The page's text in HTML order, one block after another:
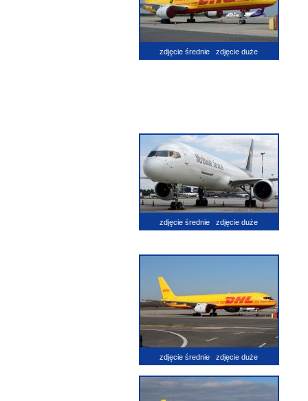
zdjęcie średnie zdjęcie duże
zdjęcie średnie zdjęcie duże
zdjęcie średnie zdjęcie duże